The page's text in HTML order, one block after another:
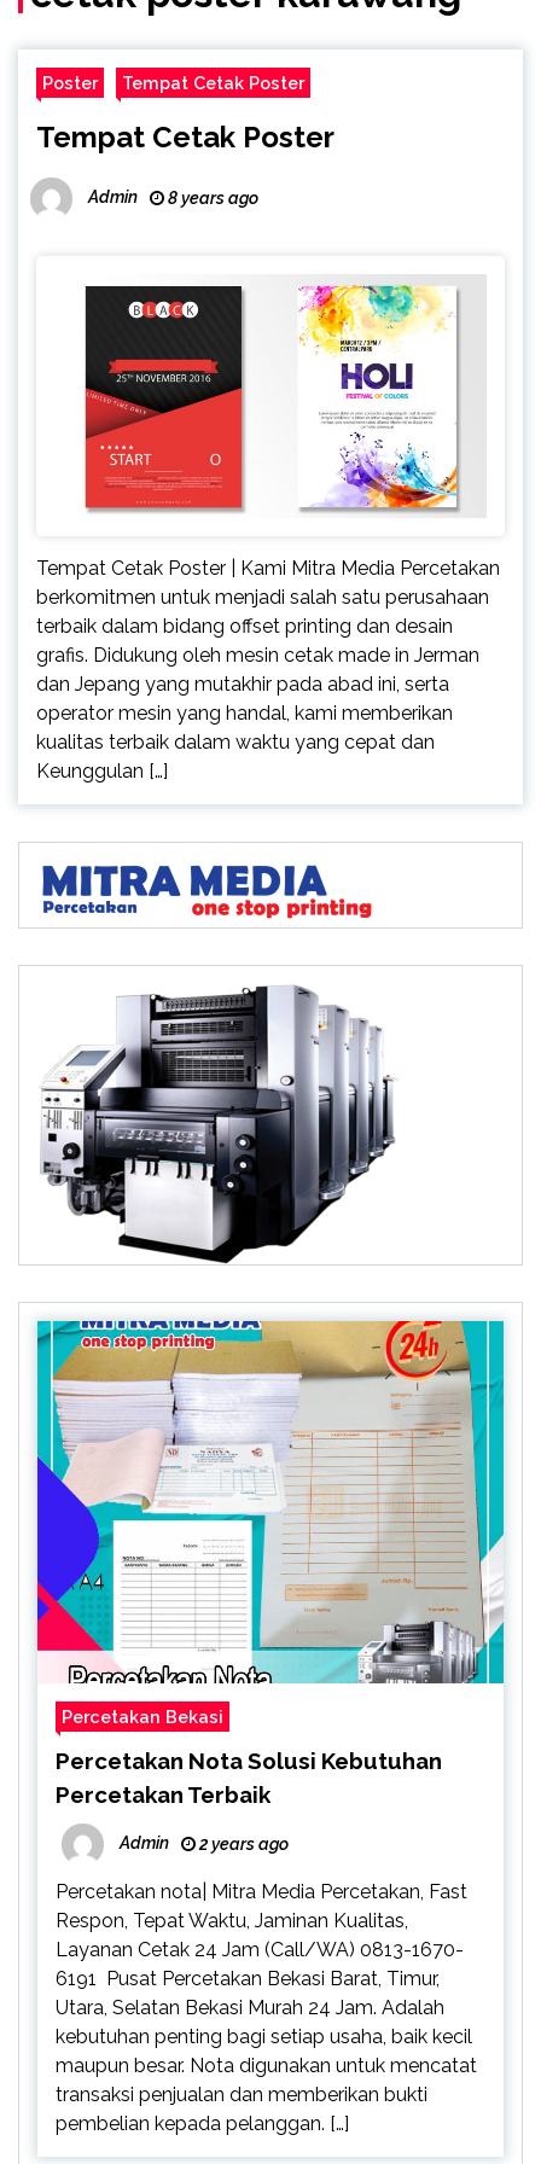
Poster Tempat Cetak Poster
Tempat Cetak Poster
Admin 8 years ago
Tempat Cetak Poster | Kami Mitra Media Percetakan
berkomitmen untuk menjadi salah satu perusahaan
terbaik dalam bidang offset printing dan desain
grafis. Didukung oleh mesin cetak made in Jerman
dan Jepang yang mutakhir pada abad ini, serta
operator mesin yang handal, kami memberikan
kualitas terbaik dalam waktu yang cepat dan
Keunggulan […]
Percetakan Bekasi
Percetakan Nota Solusi Kebutuhan
Percetakan Terbaik
Admin 2 years ago
Percetakan nota| Mitra Media Percetakan, Fast
Respon, Tepat Waktu, Jaminan Kualitas,
Layanan Cetak 24 Jam (Call/WA) 0813-1670-
6191 Pusat Percetakan Bekasi Barat, Timur,
Utara, Selatan Bekasi Murah 24 Jam. Adalah
kebutuhan penting bagi setiap usaha, baik kecil
maupun besar. Nota digunakan untuk mencatat
transaksi penjualan dan memberikan bukti
pembelian kepada pelanggan. […]